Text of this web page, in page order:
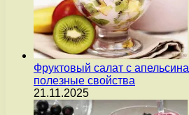
Фруктовый салат с
полезные свойства
21.11.2025